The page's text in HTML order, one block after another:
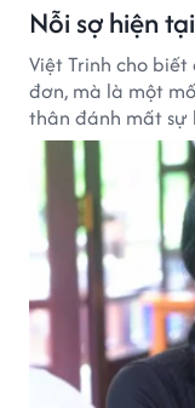
Nỗi sợ hiện
Việt Trinh cho
đơn, mà là một
thân đánh mất sự